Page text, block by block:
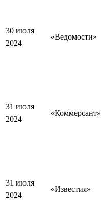
30 июля
2024
«Ведомости»
31 июля
2024
«Коммерсант»
31 июля
2024
«Известия»